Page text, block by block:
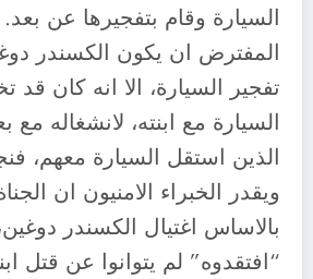
السيارة وقام بتفجيرها عن
المفترض ان يكون الكسندر
تفجير السيارة، الا انه كان
السيارة مع ابنته، لانشغاله
الذين استقل السيارة معهم،
ويقدر الخبراء الامنيون ان
بالاساس اغتيال الكسندر
“افتقدوه” لم يتوانوا عن قتل